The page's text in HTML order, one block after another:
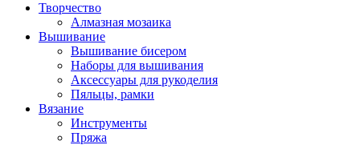
Творчество
Алмазная мозаика
Вышивание
Вышивание бисером
Наборы для вышивания
Аксессуары для рукоделия
Пяльцы, рамки
Вязание
Инструменты
Пряжа